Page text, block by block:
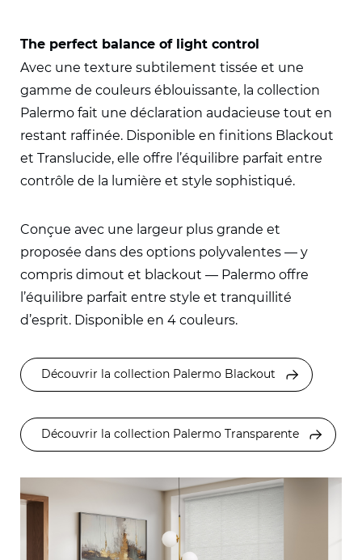
The perfect balance of light control
Avec une texture subtilement tissée et une
gamme de couleurs éblouissante, la collection
Palermo fait une déclaration audacieuse tout en
restant raffinée. Disponible en finitions Blackout
et Translucide, elle offre l’équilibre parfait entre
contrôle de la lumière et style sophistiqué.
Conçue avec une largeur plus grande et
proposée dans des options polyvalentes — y
compris dimout et blackout — Palermo offre
l’équilibre parfait entre style et tranquillité
d’esprit. Disponible en 4 couleurs.
Découvrir la collection Palermo Blackout
Découvrir la collection Palermo Transparente